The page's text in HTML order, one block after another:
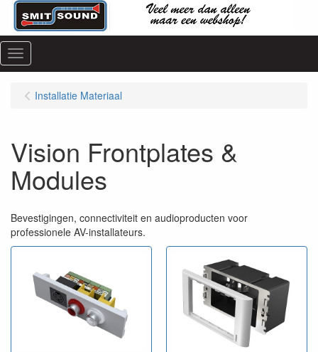
Menu
Installatie Materiaal
Vision Frontplates &
Modules
Bevestigingen, connectiviteit en audioproducten voor
professionele AV-installateurs.